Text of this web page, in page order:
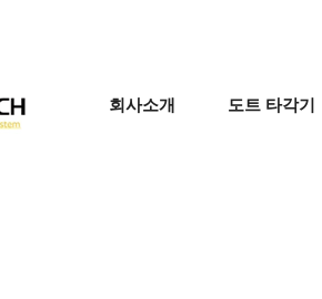
회사소개 도트 타각기